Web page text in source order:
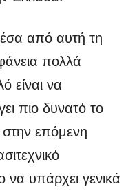
από αυτή τη
πολλά
είναι να
πιο δυνατό το
στην επόμενη
να υπάρχει γενικά